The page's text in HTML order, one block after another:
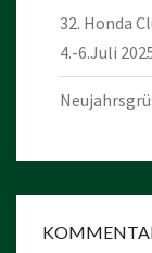
32. Honda
4.-6.Juli